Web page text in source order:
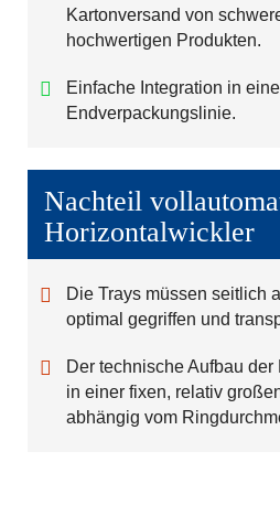
Kartonversand von
hochwertigen Produkten.
Einfache Integration in
Endverpackungslinie.
Nachteil
Horizontalwickler
Die Trays müssen seitlich
optimal gegriffen und
Der technische Aufbau
in einer fixen, relativ
abhängig vom